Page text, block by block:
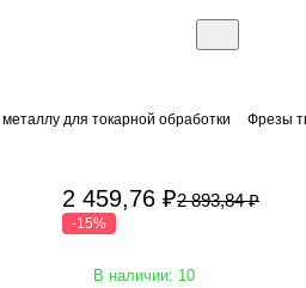
для токарной обработки Фрезы
2 459,76 ₽2 893,84 ₽
-15%
В наличии: 10